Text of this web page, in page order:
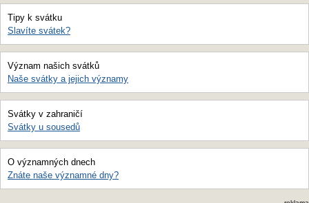
Tipy k svátku
Slavíte svátek?
Význam našich svátků
Naše svátky a jejich významy
Svátky v zahraničí
Svátky u sousedů
O významných dnech
Znáte naše významné dny?